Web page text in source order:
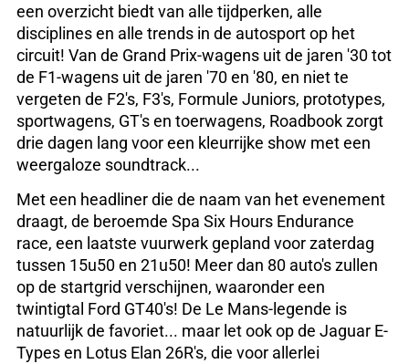
een overzicht biedt van alle tijdperken, alle
disciplines en alle trends in de autosport op het
circuit! Van de Grand Prix-wagens uit de jaren '30 tot
de F1-wagens uit de jaren '70 en '80, en niet te
vergeten de F2's, F3's, Formule Juniors, prototypes,
sportwagens, GT's en toerwagens, Roadbook zorgt
drie dagen lang voor een kleurrijke show met een
weergaloze soundtrack...
Met een headliner die de naam van het evenement
draagt, de beroemde Spa Six Hours Endurance
race, een laatste vuurwerk gepland voor zaterdag
tussen 15u50 en 21u50! Meer dan 80 auto's zullen
op de startgrid verschijnen, waaronder een
twintigtal Ford GT40's! De Le Mans-legende is
natuurlijk de favoriet... maar let ook op de Jaguar E-
Types en Lotus Elan 26R's, die voor allerlei